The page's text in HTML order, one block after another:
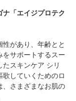
「エイジプロテク
があり、年齢とと
をサポートするスー
スキンケア シリ
していくためのロ
さまざまなお肌の